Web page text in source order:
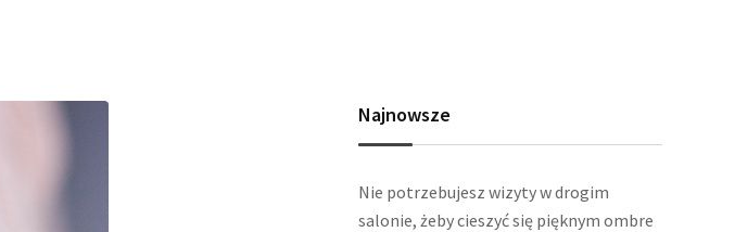
Najnowsze
Nie potrzebujesz wizyty w drogim
salonie, żeby cieszyć się pięknym ombre